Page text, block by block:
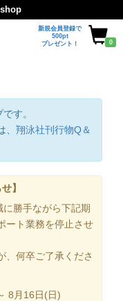
新規会員登録で
500pt
プレゼント！
0
す。
翔泳社刊行物Q＆
】
勝手ながら下記期
ート業務を停止させ
、何卒ご了承くださ
8月16日(日)